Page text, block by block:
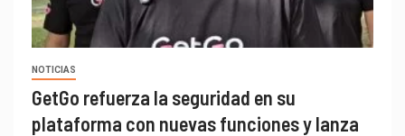
NOTICIAS
GetGo refuerza la seguridad en su
plataforma con nuevas funciones y lanza